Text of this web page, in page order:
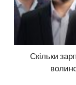
Скільки